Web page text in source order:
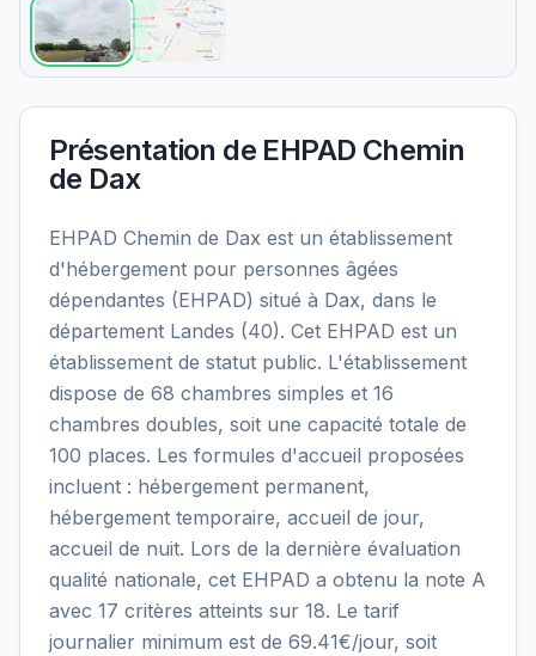
Présentation de EHPAD Chemin
de Dax
EHPAD Chemin de Dax est un établissement
d'hébergement pour personnes âgées
dépendantes (EHPAD) situé à Dax, dans le
département Landes (40). Cet EHPAD est un
établissement de statut public. L'établissement
dispose de 68 chambres simples et 16
chambres doubles, soit une capacité totale de
100 places. Les formules d'accueil proposées
incluent : hébergement permanent,
hébergement temporaire, accueil de jour,
accueil de nuit. Lors de la dernière évaluation
qualité nationale, cet EHPAD a obtenu la note A
avec 17 critères atteints sur 18. Le tarif
journalier minimum est de 69.41€/jour, soit